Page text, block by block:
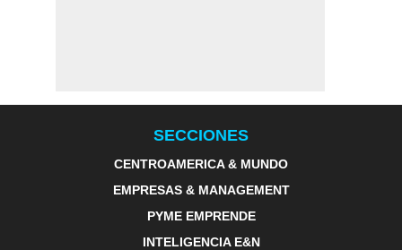
SECCIONES
CENTROAMERICA & MUNDO
EMPRESAS & MANAGEMENT
PYME EMPRENDE
INTELIGENCIA E&N